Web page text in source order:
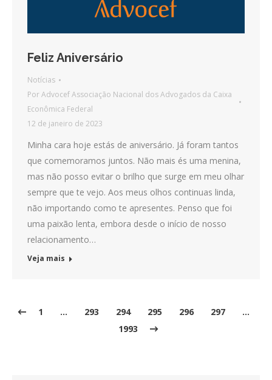
Feliz Aniversário
Notícias
PorAdvocef Associação Nacional dos Advogados da Caixa
Econômica Federal
12 de janeiro de 2023
Minha cara hoje estás de aniversário. Já foram tantos
que comemoramos juntos. Não mais és uma menina,
mas não posso evitar o brilho que surge em meu olhar
sempre que te vejo. Aos meus olhos continuas linda,
não importando como te apresentes. Penso que foi
uma paixão lenta, embora desde o início de nosso
relacionamento…
Veja mais
1 … 293 294 295 296 297
…
1993